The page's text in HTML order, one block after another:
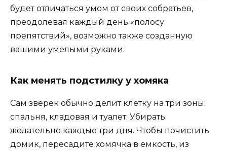
будет отличаться умом от своих собратьев,
преодолевая каждый день «полосу
препятствий», возможно также созданную
вашими умелыми руками.
Как менять подстилку у хомяка
Сам зверек обычно делит клетку на три зоны:
спальня, кладовая и туалет. Убирать
желательно каждые три дня. Чтобы почистить
домик, пересадите хомячка в емкость, из